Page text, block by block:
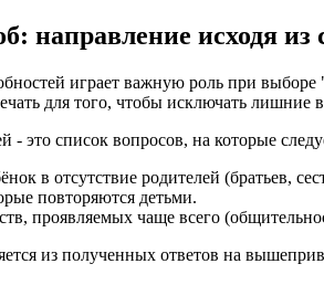
направление исходя
играет важную роль при
для того, чтобы исключать
- это список вопросов, на которые
в отсутствие родителей (братьев,
повторяются детьми.
проявляемых чаще всего
из полученных ответов на